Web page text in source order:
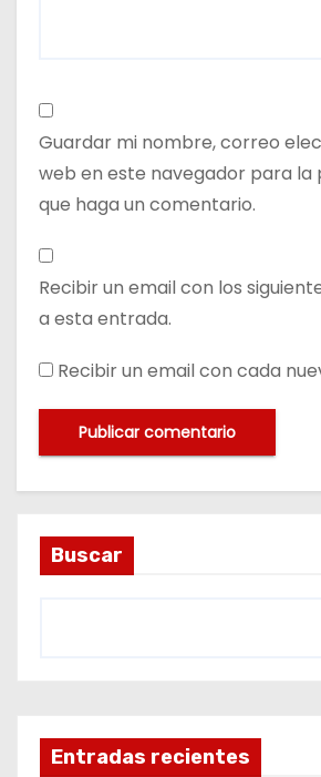
Guardar mi nombre, correo
web en este navegador para la
que haga un comentario.
Recibir un email con los
a esta entrada.
Recibir un email con cada
Buscar
Entradas recientes